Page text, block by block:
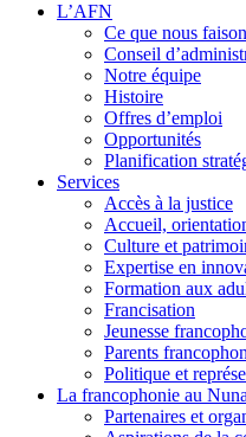
L’AFN
Ce que nous
Conseil
Notre équipe
Histoire
Offres d’emploi
Opportunités
Planification
Services
Accès à la justice
Accueil,
Culture et
Expertise en
Formation aux
Francisation
Jeunesse
Parents
Politique et
La francophonie au
Partenaires et